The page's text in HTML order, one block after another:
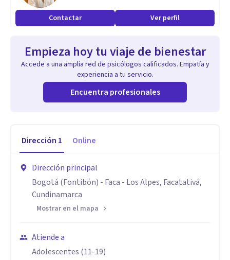
Contactar Ver perfil
Empieza hoy tu viaje de bienestar
Accede a una amplia red de psicólogos calificados. Empatía y
experiencia a tu servicio.
Encuentra profesionales
Dirección 1 Online
Dirección principal
Bogotá (Fontibón) - Faca - Los Alpes, Facatativá,
Cundinamarca
Mostrar en el mapa
Atiende a
Adolescentes (11-19)